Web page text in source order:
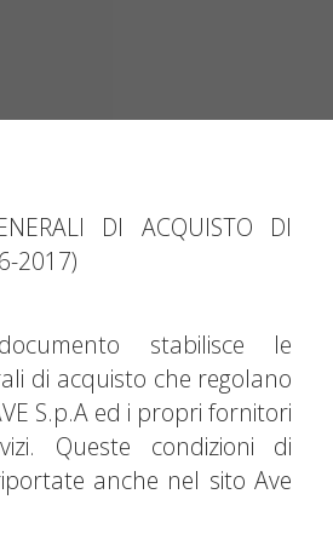
DI ACQUISTO DI
2017)
stabilisce le
di acquisto che regolano
S.p.A ed i propri fornitori
Queste condizioni di
anche nel sito Ave